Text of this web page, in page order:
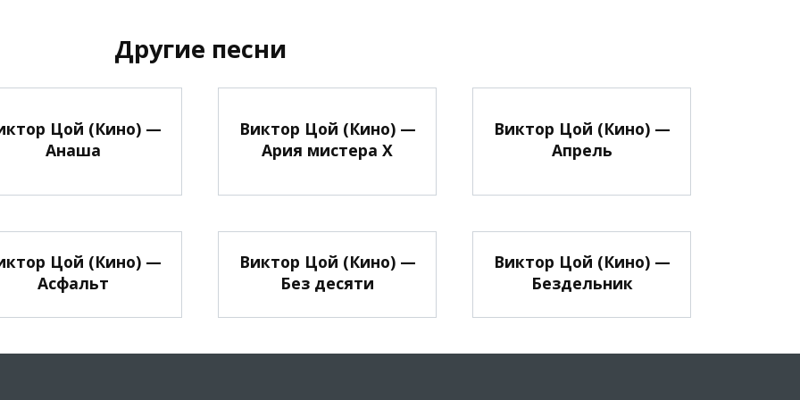
Другие песни
Цой (Кино) —
Анаша
Виктор Цой (Кино) —
Ария мистера Х
Виктор Цой (Кино) —
Апрель
Цой (Кино) —
Асфальт
Виктор Цой (Кино) —
Без десяти
Виктор Цой (Кино) —
Бездельник